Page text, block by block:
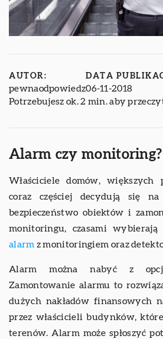
AUTOR:
pewnaodpowiedz
DATA
06-11-2018
Potrzebujesz ok. 2 min. aby
Alarm czy monitoring?
Właściciele domów, większych
coraz częściej decydują się
bezpieczeństwo obiektów i
monitoringu, czasami wybierają
alarm z monitoringiem oraz
Alarm można nabyć z
Zamontowanie alarmu to
dużych nakładów finansowych
przez właścicieli budynków,
terenów. Alarm może spłoszyć